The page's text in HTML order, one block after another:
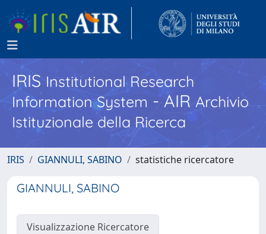
IRISInstitutional Research
Information System - AIR Archivio
Istituzionale della Ricerca
IRIS GIANNULI, SABINO statistiche ricercatore
GIANNULI, SABINO
Visualizzazione Ricercatore